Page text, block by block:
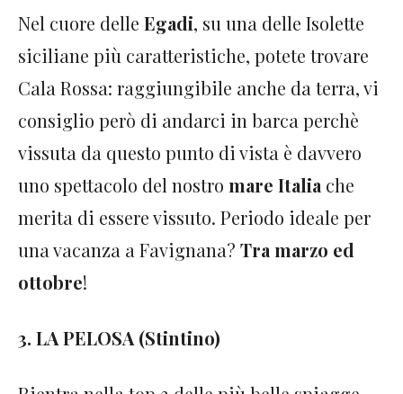
Nel cuore delle Egadi, su una delle Isolette
siciliane più caratteristiche, potete trovare
Cala Rossa: raggiungibile anche da terra, vi
consiglio però di andarci in barca perchè
vissuta da questo punto di vista è davvero
uno spettacolo del nostro mare Italiache
merita di essere vissuto. Periodo ideale per
una vacanza a Favignana? Tra marzo ed
ottobre!
3. LA PELOSA (Stintino)